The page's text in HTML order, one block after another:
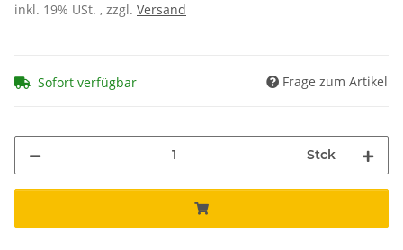
inkl. 19% USt. , zzgl. Versand
Sofort verfügbar Frage zum Artikel
Stck